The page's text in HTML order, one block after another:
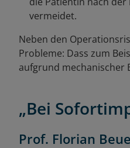
vermeidet.
Neben den
Probleme: Dass zum
aufgrund mechanischer
„Bei
Prof. Florian